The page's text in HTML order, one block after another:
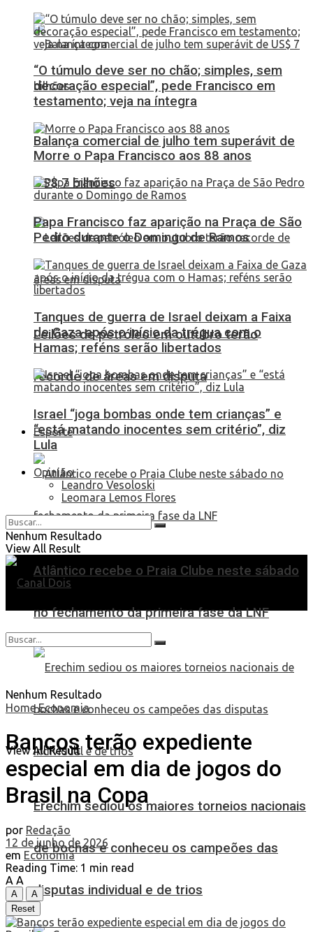
Balança comercial de julho tem superávit de
US$ 7 bilhões
Leilões de petróleo em outubro terão
recorde de áreas em disputa
Esporte
Atlântico recebe o Praia Clube neste sábado
no fechamento da primeira fase da LNF
Erechim sediou os maiores torneios nacionais
de bochas e conheceu os campeões das
disputas individual e de trios
“O túmulo deve ser no chão; simples, sem
decoração especial”, pede Francisco em
testamento; veja na íntegra
Morre o Papa Francisco aos 88 anos
Papa Francisco faz aparição na Praça de São
Pedro durante o Domingo de Ramos
Tanques de guerra de Israel deixam a Faixa
de Gaza após o início da trégua com o
Hamas; reféns serão libertados
Israel “joga bombas onde tem crianças” e
“está matando inocentes sem critério”, diz
Lula
Opinião
Leandro Vesoloski
Leomara Lemos Flores
Nenhum Resultado
View All Result
Nenhum Resultado
View All Result
Home Economia
Bancos terão expediente
especial em dia de jogos do
Brasil na Copa
por Redação
12 de junho de 2026
em Economia
Reading Time: 1 min read
A A
A
A
Reset